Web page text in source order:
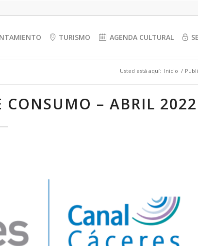
TURISMO AGENDA CULTURAL
Usted está aquí: Inicio /
CONSUMO – ABRIL 2022